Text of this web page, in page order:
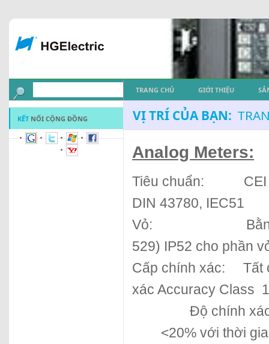
TRANG CHỦ GIỚI THIỆU
VỊ TRÍ CỦA BẠN:
Analog Meters:
Tiêu chuẩn:
DIN 43780, IEC51
Vỏ:
529) IP52 cho phần
Cấp chính xác:
Tất
xác Accuracy Class
Độ chính
<20% với thời
KẾT NỐI CỘNG ĐỒNG